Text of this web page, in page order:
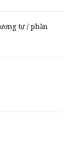
tự / phần